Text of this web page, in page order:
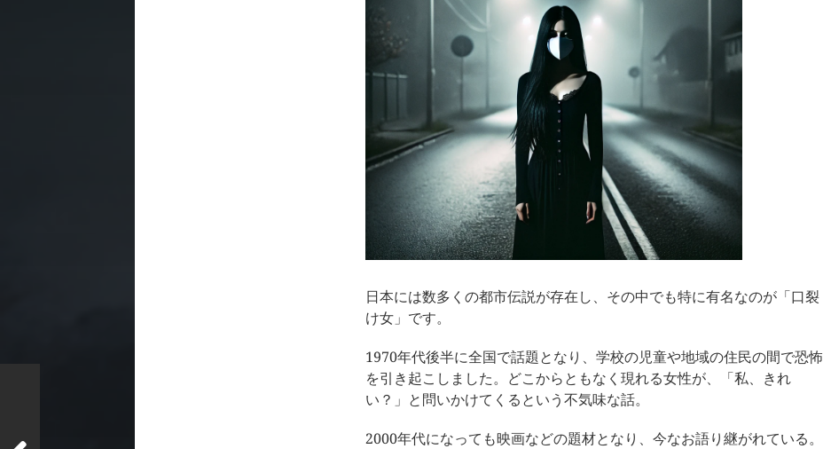
日本には数多くの都市伝説が存在し、その中でも特に有名なのが「口裂
け女」です。
1970年代後半に全国で話題となり、学校の児童や地域の住民の間で恐怖
を引き起こしました。どこからともなく現れる女性が、「私、きれ
い？」と問いかけてくるという不気味な話。
2000年代になっても映画などの題材となり、今なお語り継がれている。